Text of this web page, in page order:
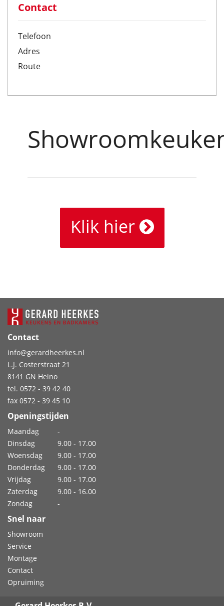
Contact
Telefoon
Adres
Route
Klik hier
Contact
info@gerardheerkes.nl
L.J. Costerstraat 21
8141 GN Heino
tel. 0572 - 39 42 40
fax 0572 - 39 45 10
Openingstijden
Maandag
-
Dinsdag
9.00 - 17.00
Woensdag
9.00 - 17.00
Donderdag
9.00 - 17.00
Vrijdag
9.00 - 17.00
Zaterdag
9.00 - 16.00
Zondag
-
Snel naar
Showroom
Service
Montage
Contact
Opruiming